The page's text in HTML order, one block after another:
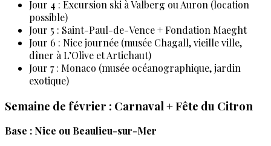
Jour 4 : Excursion ski à Valberg ou Auron (location
possible)
Jour 5 : Saint-Paul-de-Vence + Fondation Maeght
Jour 6 : Nice journée (musée Chagall, vieille ville,
dîner à L’Olive et Artichaut)
Jour 7 : Monaco (musée océanographique, jardin
exotique)
Semaine de février : Carnaval + Fête du Citron
Base : Nice ou Beaulieu-sur-Mer